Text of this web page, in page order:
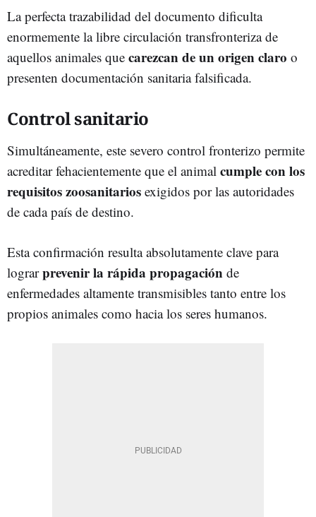
La perfecta trazabilidad del documento dificulta
enormemente la libre circulación transfronteriza de
aquellos animales que carezcan de un origen claro o
presenten documentación sanitaria falsificada.
Control sanitario
Simultáneamente, este severo control fronterizo permite
acreditar fehacientemente que el animal cumple con los
requisitos zoosanitarios exigidos por las autoridades
de cada país de destino.
Esta confirmación resulta absolutamente clave para
lograrprevenir la rápida propagación de
enfermedades altamente transmisibles tanto entre los
propios animales como hacia los seres humanos.